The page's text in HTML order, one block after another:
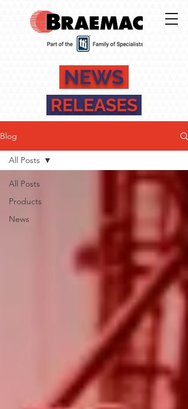
NEWS
RELEASES
Blog
All Posts
Products
News
All Posts